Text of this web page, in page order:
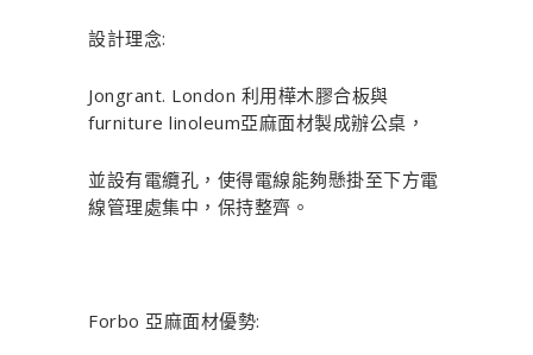
設計理念:
Jongrant. London 利用樺木膠合板與
furniture linoleum亞麻面材製成辦公桌，
並設有電纜孔，使得電線能夠懸掛至下方電
線管理處集中，保持整齊。
Forbo 亞麻面材優勢: